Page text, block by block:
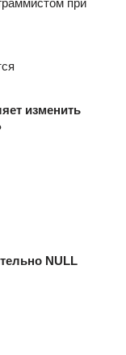
при
изменить
NULL